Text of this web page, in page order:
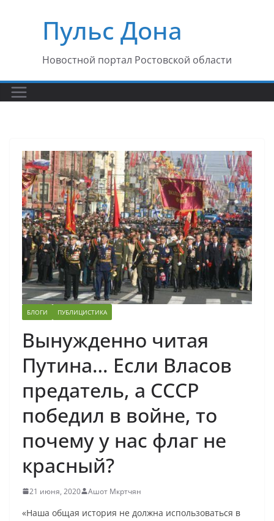
содержимомуПульс Дона
Новостной портал Ростовской области
БЛОГИ ПУБЛИЦИСТИКА
Вынужденно читая
Путина… Если Власов
предатель, а СССР
победил в войне, то
почему у нас флаг не
красный?
21 июня, 2020 Ашот Мкртчян
«Наша общая история не должна использоваться в